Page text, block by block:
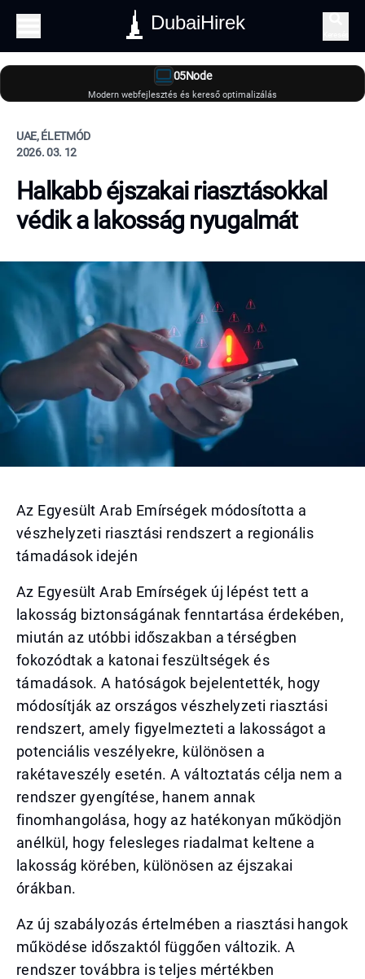
DubaiHirek
05Node
Modern webfejlesztés és kereső optimalizálás
UAE, ÉLETMÓD
2026. 03. 12
Halkabb éjszakai riasztásokkal
védik a lakosság nyugalmát
Az Egyesült Arab Emírségek módosította a
vészhelyzeti riasztási rendszert a regionális
támadások idején
Az Egyesült Arab Emírségek új lépést tett a
lakosság biztonságának fenntartása érdekében,
miután az utóbbi időszakban a térségben
fokozódtak a katonai feszültségek és
támadások. A hatóságok bejelentették, hogy
módosítják az országos vészhelyzeti riasztási
rendszert, amely figyelmezteti a lakosságot a
potenciális veszélyekre, különösen a
rakétaveszély esetén. A változtatás célja nem a
rendszer gyengítése, hanem annak
finomhangolása, hogy az hatékonyan működjön
anélkül, hogy felesleges riadalmat keltene a
lakosság körében, különösen az éjszakai
órákban.
Az új szabályozás értelmében a riasztási hangok
működése időszaktól függően változik. A
rendszer továbbra is teljes mértékben